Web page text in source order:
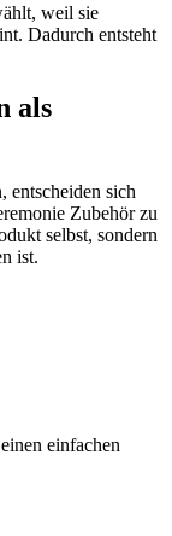
weil sie
Dadurch entsteht
als
entscheiden sich
Zubehör zu
selbst, sondern
ist.
einfachen